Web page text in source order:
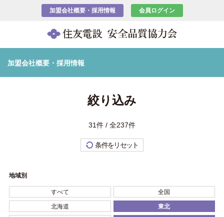
加盟会社概要・採用情報 会員ログイン
加盟会社概要・採用情報
絞り込み
31件 / 全237件
条件をリセット
地域別
すべて 全国
北海道 東北